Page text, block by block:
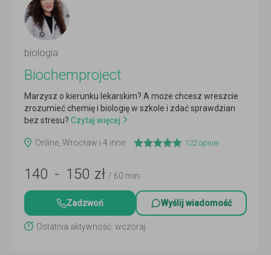
biologia
Biochemproject
Marzysz o kierunku lekarskim? A może chcesz wreszcie
zrozumieć chemię i biologię w szkole i zdać sprawdzian
bez stresu? Czytaj więcej
Online, Wrocław i 4 inne 122opinie
140 - 150 zł / 60 min
Zadzwoń Wyślij wiadomość
Ostatnia aktywność: wczoraj